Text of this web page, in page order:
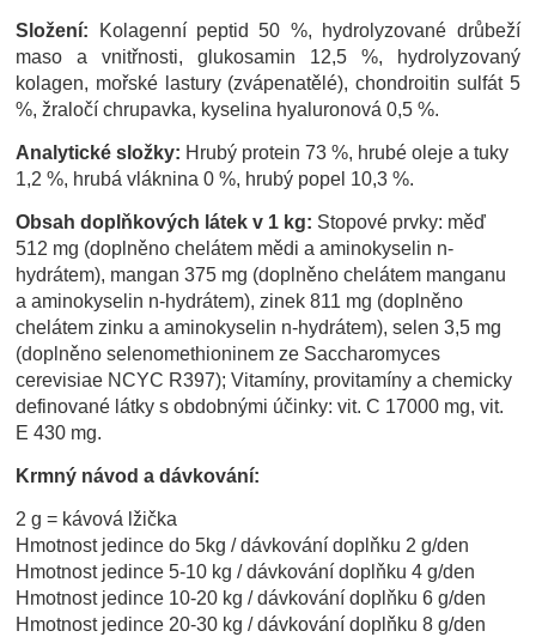
Složení:
Kolagenní peptid 50 %, hydrolyzované drůbeží
maso a vnitřnosti, glukosamin 12,5 %, hydrolyzovaný
kolagen, mořské lastury (zvápenatělé), chondroitin sulfát 5
%, žraločí chrupavka, kyselina hyaluronová 0,5 %.
Analytické složky: Hrubý protein 73 %, hrubé oleje a tuky
1,2 %, hrubá vláknina 0 %, hrubý popel 10,3 %.
Obsah doplňkových látek v 1 kg: Stopové prvky: měď
512 mg (doplněno chelátem mědi a aminokyselin n-
hydrátem), mangan 375 mg (doplněno chelátem manganu
a aminokyselin n-hydrátem), zinek 811 mg (doplněno
chelátem zinku a aminokyselin n-hydrátem), selen 3,5 mg
(doplněno selenomethioninem ze Saccharomyces
cerevisiae NCYC R397); Vitamíny, provitamíny a chemicky
definované látky s obdobnými účinky: vit. C 17000 mg, vit.
E 430 mg.
Krmný návod a dávkování:
2 g = kávová lžička
Hmotnost jedince do 5kg / dávkování doplňku 2 g/den
Hmotnost jedince 5-10 kg / dávkování doplňku 4 g/den
Hmotnost jedince 10-20 kg / dávkování doplňku 6 g/den
Hmotnost jedince 20-30 kg / dávkování doplňku 8 g/den